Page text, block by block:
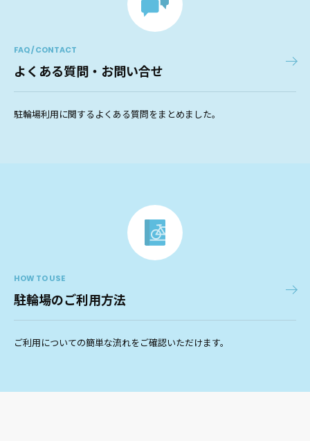
FAQ / CONTACT
よくある質問・お問い合せ
駐輪場利用に関するよくある質問をまとめました。
HOW TO USE
駐輪場のご利用方法
ご利用についての簡単な流れをご確認いただけます。